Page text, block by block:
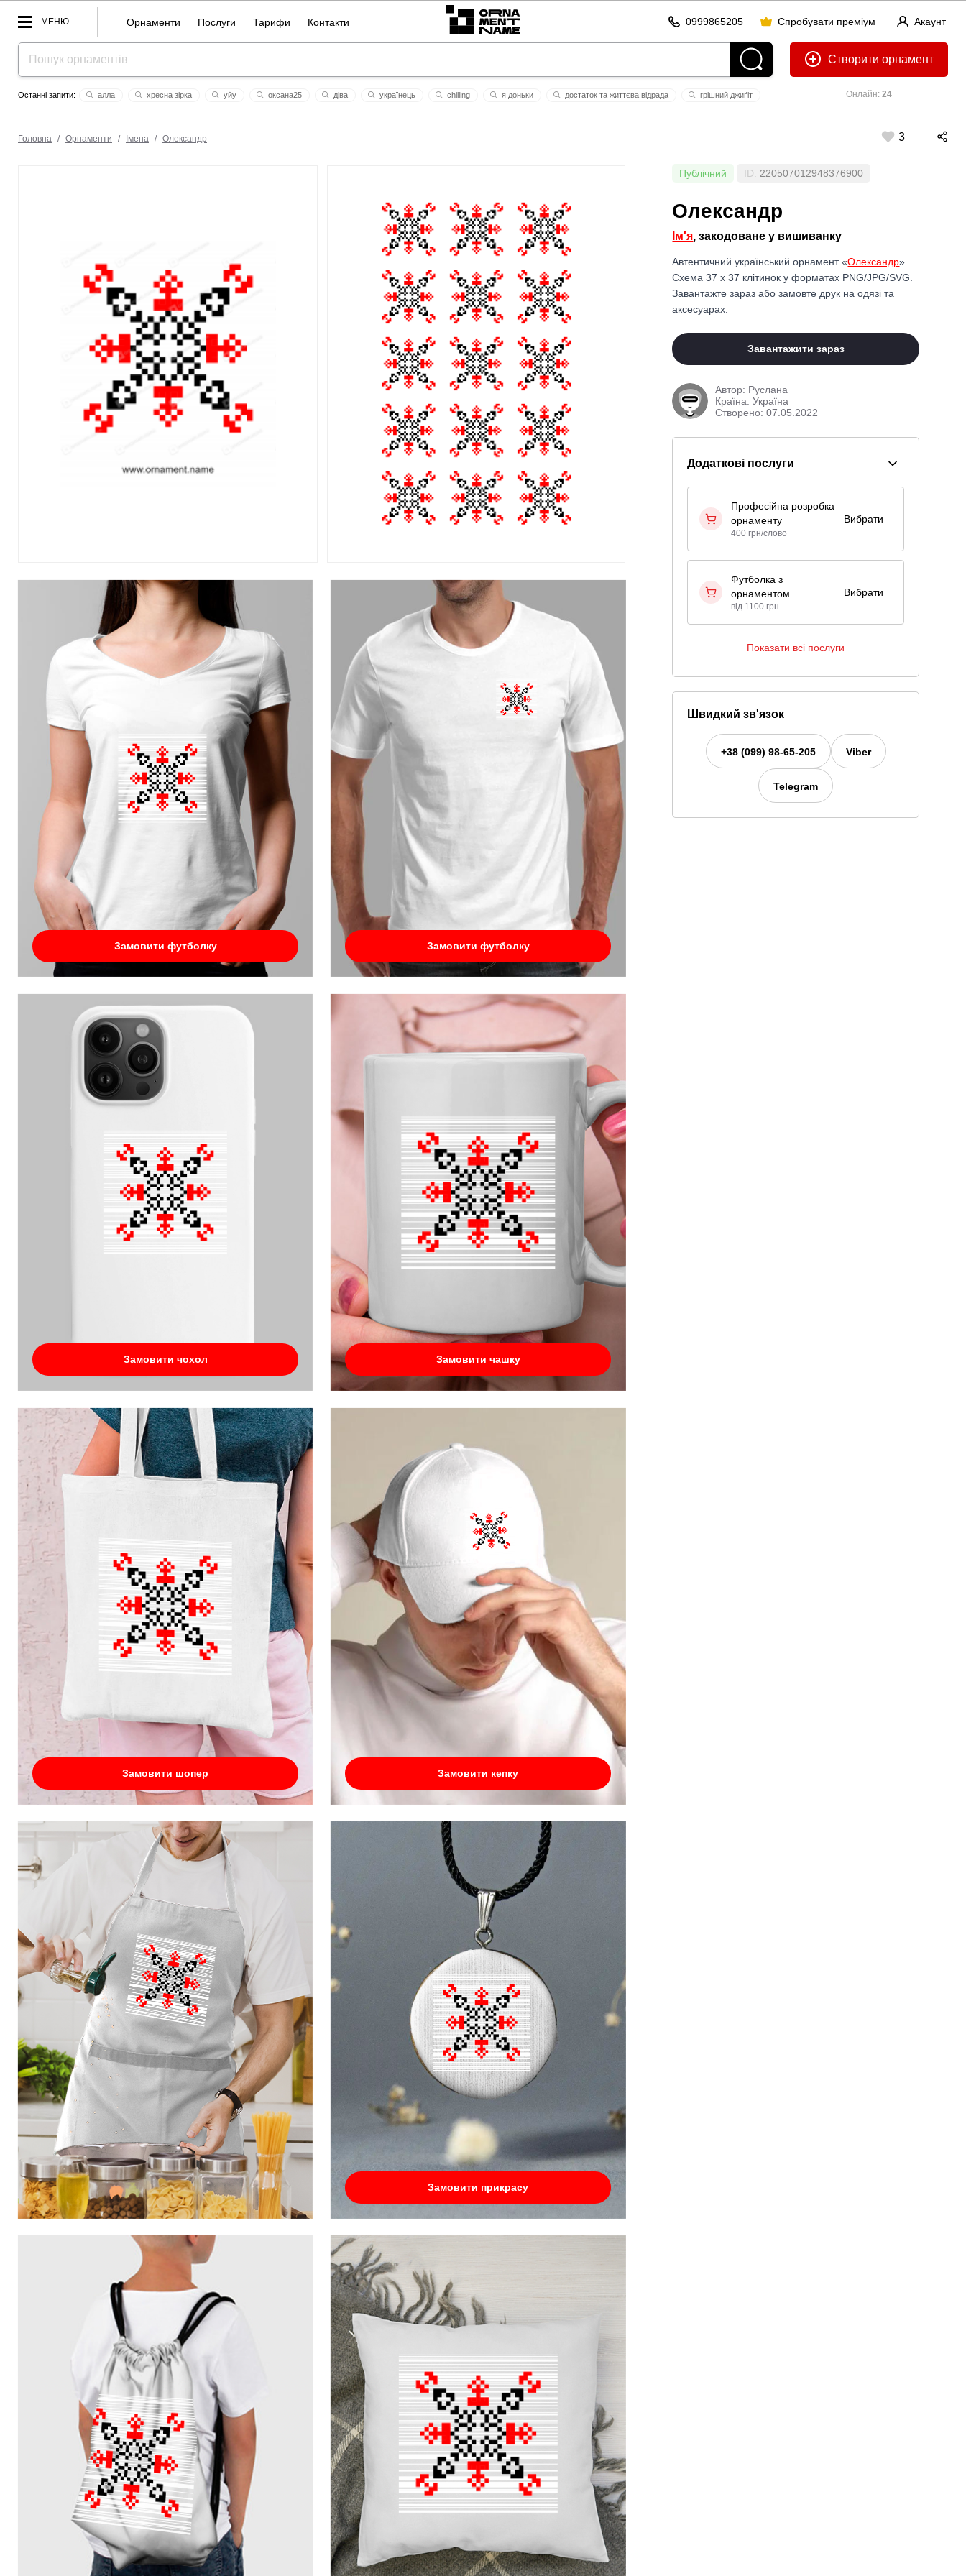
МЕНЮ Орнаменти Послуги Тарифи Контакти Акаунт
0999865205 Спробувати преміум
Створити
Онлайн: 24
алла хресна зірка уйу оксана25 дiвa українець chilling я доньки достaток тa життєвa відрaдa
грішний джиґіт
Головна / Орнаменти / Імена / Олександр 3
Замовити футболку Замовити футболку
Замовити чохол Замовити чашку
Замовити шопер Замовити кепку
Замовити прикрасу
Публічний ID: 220507012948376900
Олександр
Ім'я, закодоване у вишиванку
Автентичний український орнамент «Олександр».
Схема 37 x 37 клітинок у форматах PNG/JPG/SVG.
Завантажте зараз або замовте друк на одязі та
аксесуарах.
Завантажити зараз
Автор: Руслана
Країна: Україна
Створено: 07.05.2022
Додаткові послуги
Професійна розробка
орнаменту
400 грн/слово
Вибрати
Футболка з
орнаментом
від 1100 грн
Вибрати
Показати всі послуги
Швидкий зв'язок
+38 (099) 98-65-205 Viber
Telegram